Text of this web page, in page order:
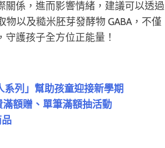
係，進而影響情緒，建議可以透過
以及糙米胚芽發酵物 GABA，不僅
護孩子全方位正能量！
列」幫助孩童迎接新學期
額贈、單筆滿額抽活動